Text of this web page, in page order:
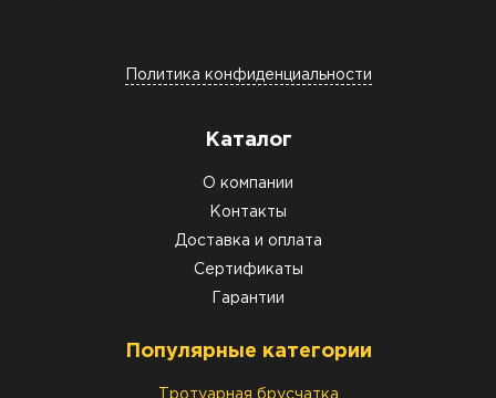
Политика конфиденциальности
Каталог
О компании
Контакты
Доставка и оплата
Сертификаты
Гарантии
Популярные категории
Тротуарная брусчатка